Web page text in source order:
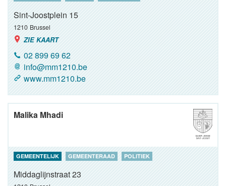
Sint-Joostplein 15
1210 Brussel
ZIE KAART
02 899 69 62
info@mm1210.be
www.mm1210.be
Malika Mhadi
GEMEENTELIJK GEMEENTERAAD POLITIEK
Middaglijnstraat 23